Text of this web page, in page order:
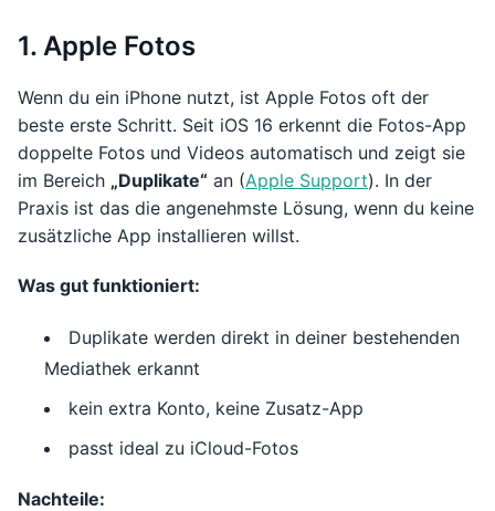
1. Apple Fotos
Wenn du ein iPhone nutzt, ist Apple Fotos oft der
beste erste Schritt. Seit iOS 16 erkennt die Fotos-App
doppelte Fotos und Videos automatisch und zeigt sie
im Bereich „Duplikate“ an (Apple Support). In der
Praxis ist das die angenehmste Lösung, wenn du keine
zusätzliche App installieren willst.
Was gut funktioniert:
Duplikate werden direkt in deiner bestehenden
Mediathek erkannt
kein extra Konto, keine Zusatz-App
passt ideal zu iCloud-Fotos
Nachteile: